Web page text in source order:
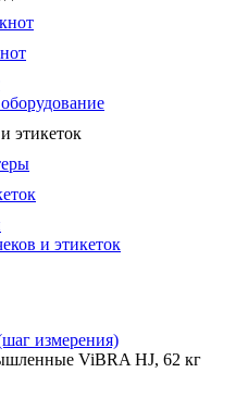
этикеток
и этикеток
измерения)
ViBRA HJ, 62 кг